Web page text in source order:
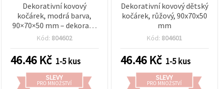
Dekorativní kovový
kočárek, modrá barva,
90×70×50 mm – dekorace
pro DIY a hobby tvoření
Kód: 804602
46.46 Kč 1-5 kus
SLEVY
PRO MNOŽSTVÍ
Dekorativní kovový dětský
kočárek, růžový, 90x70x50
mm
Kód: 804601
46.46 Kč 1-5 kus
SLEVY
PRO MNOŽSTVÍ